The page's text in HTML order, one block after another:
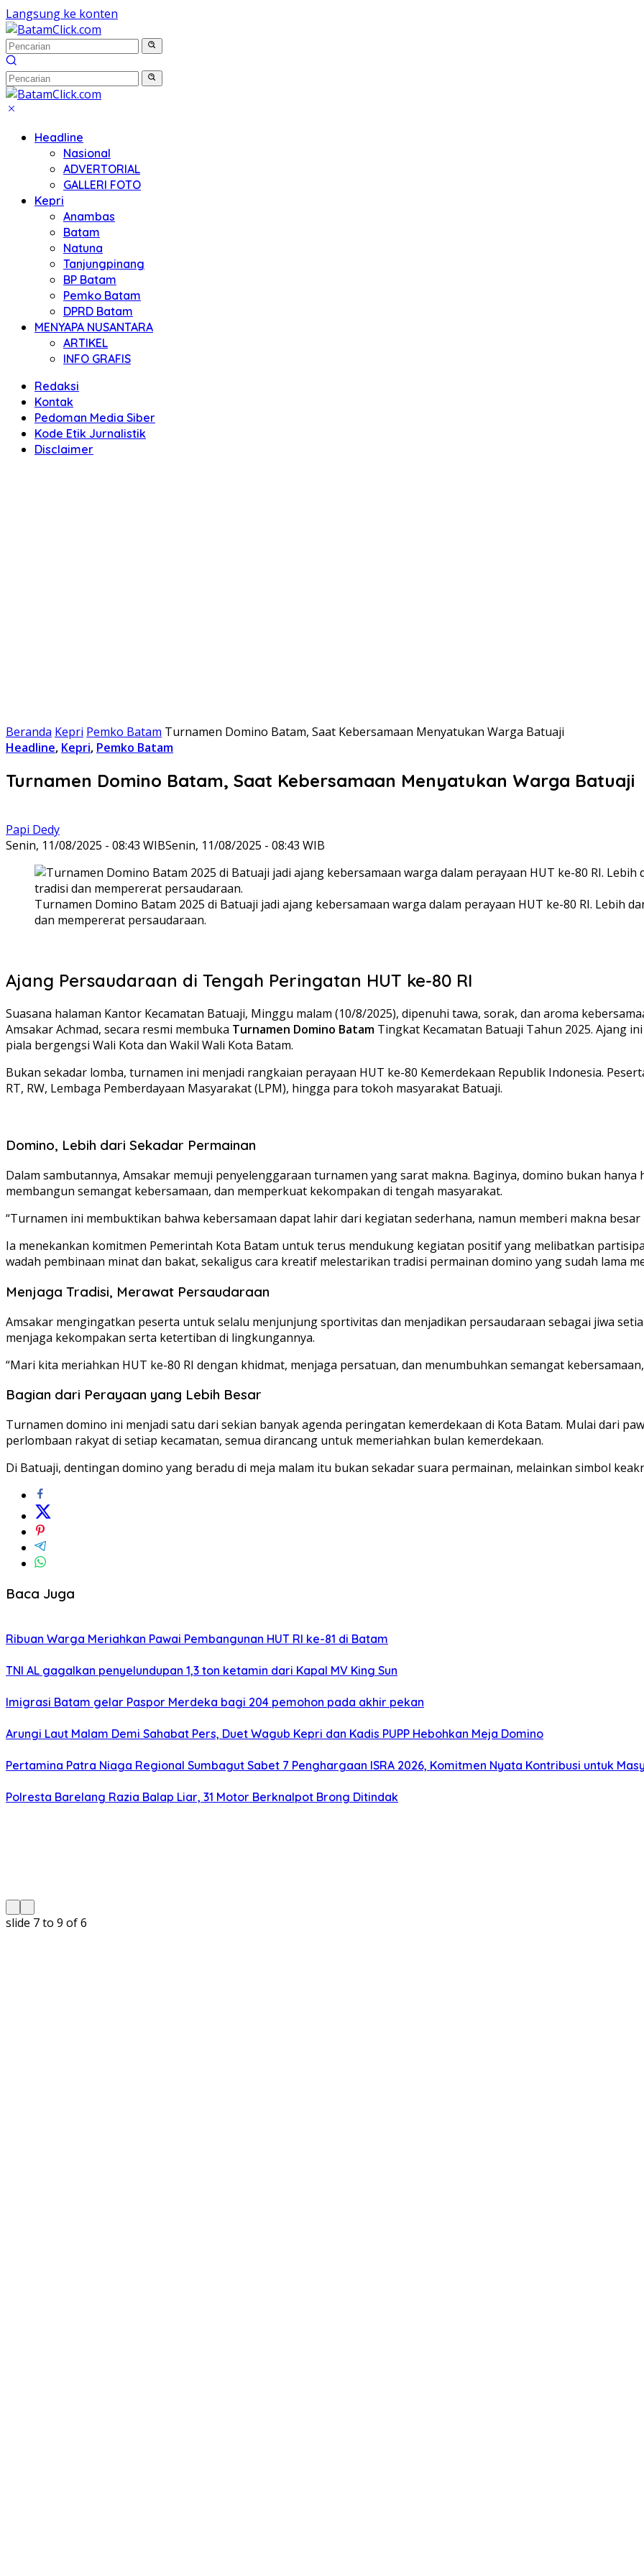
Langsung ke konten
Headline
Nasional
ADVERTORIAL
GALLERI FOTO
Kepri
Anambas
Batam
Natuna
Tanjungpinang
BP Batam
Pemko Batam
DPRD Batam
MENYAPA NUSANTARA
ARTIKEL
INFO GRAFIS
Redaksi
Kontak
Pedoman Media Siber
Kode Etik Jurnalistik
Disclaimer
Beranda Kepri Pemko Batam Turnamen Domino Batam, Saat Kebersamaan Menyatukan Warga Batuaji
Headline, Kepri, Pemko Batam
Turnamen Domino Batam, Saat Kebersamaan Menyatukan Warga Batuaji
Papi Dedy
Senin, 11/08/2025 - 08:43 WIBSenin, 11/08/2025 - 08:43 WIB
Turnamen Domino Batam 2025 di Batuaji jadi ajang kebersamaan warga dalam perayaan HUT ke-80 RI. Lebih
dan mempererat persaudaraan.
Ajang Persaudaraan di Tengah Peringatan HUT ke-80 RI
Suasana halaman Kantor Kecamatan Batuaji, Minggu malam (10/8/2025), dipenuhi tawa, sorak, dan aroma
Amsakar Achmad, secara resmi membuka Turnamen Domino Batam Tingkat Kecamatan Batuaji Tahun 2025. Ajang
piala bergengsi Wali Kota dan Wakil Wali Kota Batam.
Bukan sekadar lomba, turnamen ini menjadi rangkaian perayaan HUT ke-80 Kemerdekaan Republik Indonesia.
RT, RW, Lembaga Pemberdayaan Masyarakat (LPM), hingga para tokoh masyarakat Batuaji.
Domino, Lebih dari Sekadar Permainan
Dalam sambutannya, Amsakar memuji penyelenggaraan turnamen yang sarat makna. Baginya, domino bukan
membangun semangat kebersamaan, dan memperkuat kekompakan di tengah masyarakat.
“Turnamen ini membuktikan bahwa kebersamaan dapat lahir dari kegiatan sederhana, namun memberi makna besar
Ia menekankan komitmen Pemerintah Kota Batam untuk terus mendukung kegiatan positif yang melibatkan
wadah pembinaan minat dan bakat, sekaligus cara kreatif melestarikan tradisi permainan domino yang sudah lama
Menjaga Tradisi, Merawat Persaudaraan
Amsakar mengingatkan peserta untuk selalu menjunjung sportivitas dan menjadikan persaudaraan sebagai jiwa
menjaga kekompakan serta ketertiban di lingkungannya.
“Mari kita meriahkan HUT ke-80 RI dengan khidmat, menjaga persatuan, dan menumbuhkan semangat
Bagian dari Perayaan yang Lebih Besar
Turnamen domino ini menjadi satu dari sekian banyak agenda peringatan kemerdekaan di Kota Batam. Mulai dari
perlombaan rakyat di setiap kecamatan, semua dirancang untuk memeriahkan bulan kemerdekaan.
Di Batuaji, dentingan domino yang beradu di meja malam itu bukan sekadar suara permainan, melainkan simbol
Baca Juga
Ribuan Warga Meriahkan Pawai Pembangunan HUT RI ke-81 di Batam
TNI AL gagalkan penyelundupan 1,3 ton ketamin dari Kapal MV King Sun
Imigrasi Batam gelar Paspor Merdeka bagi 204 pemohon pada akhir pekan
Arungi Laut Malam Demi Sahabat Pers, Duet Wagub Kepri dan Kadis PUPP Hebohkan Meja Domino
Pertamina Patra Niaga Regional Sumbagut Sabet 7 Penghargaan ISRA 2026, Komitmen Nyata Kontribusi untuk
Polresta Barelang Razia Balap Liar, 31 Motor Berknalpot Brong Ditindak
slide 7 to 9 of 6